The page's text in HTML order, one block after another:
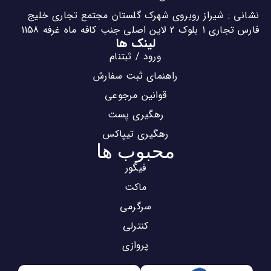
نشانی : شیراز روبروی شهرک گلستان مجتمع تجاری خلیج
فارس تجاری 1 بلوک 2 لاین اصلی جنب کافه ماه غرفه 1158
لینک ها
ورود / ثبتنام
راهنمای ثبت سفارش
قوانین مرجوعی
رهگیری پست
رهگیری تیپاکس
محبوب ها
فیگور
ماکت
سرگرمی
کنترلی
پروازی